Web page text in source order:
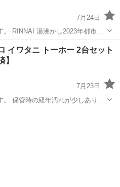
7月24日
RINNAI 湯沸かし2023年都市ガ
は税込み価格になります。 目立
認済みでございますが万が一商品
キッチン家電 湯沸かし
イワタニ トーホー 2台セット
】
7月23日
ま